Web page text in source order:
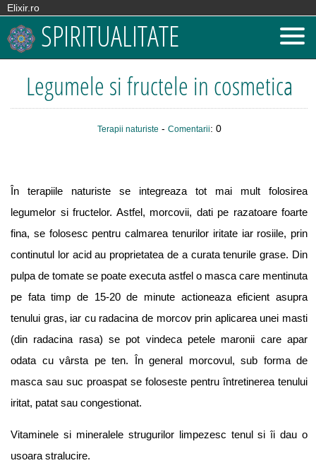
Elixir.ro
SPIRITUALITATE
Legumele si fructele in cosmetica
Terapii naturiste - Comentarii: 0
În terapiile naturiste se integreaza tot mai mult folosirea
legumelor si fructelor. Astfel, morcovii, dati pe razatoare foarte
fina, se folosesc pentru calmarea tenurilor iritate iar rosiile, prin
continutul lor acid au proprietatea de a curata tenurile grase. Din
pulpa de tomate se poate executa astfel o masca care mentinuta
pe fata timp de 15-20 de minute actioneaza eficient asupra
tenului gras, iar cu radacina de morcov prin aplicarea unei masti
(din radacina rasa) se pot vindeca petele maronii care apar
odata cu vârsta pe ten. În general morcovul, sub forma de
masca sau suc proaspat se foloseste pentru întretinerea tenului
iritat, patat sau congestionat.
Vitaminele si mineralele strugurilor limpezesc tenul si îi dau o
usoara stralucire.